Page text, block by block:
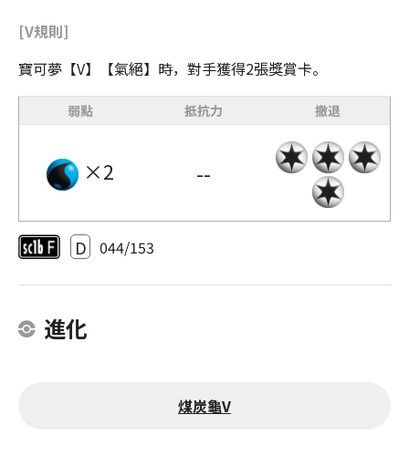
[V規則]
寶可夢【V】【氣絕】時，對手獲得2張獎賞卡。
弱點 抵抗力 撤退
×2 --
D 044/153
進化
煤炭龜V